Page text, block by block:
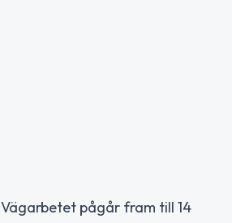
Vägarbetet pågår fram till 14